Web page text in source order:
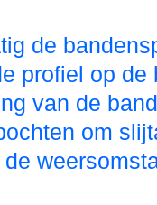
de
profiel op de
van de
om